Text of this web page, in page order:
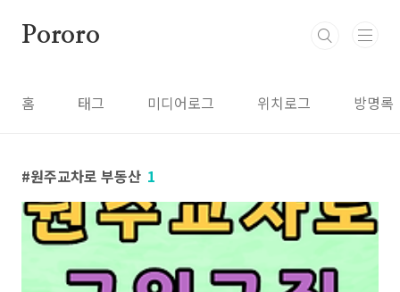
Pororo
홈 태그 미디어로그 위치로그 방명록
원주교차로 부동산 1